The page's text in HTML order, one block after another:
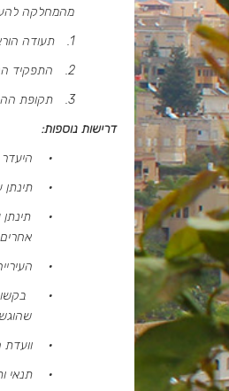
מהמחלקה
1.
תעודה
2.
התפקיד
3.
תקופת
דרישות נוספות:
·
·
תינתן
·
אחרים, בהתאם
·
·
·
·
תנאי